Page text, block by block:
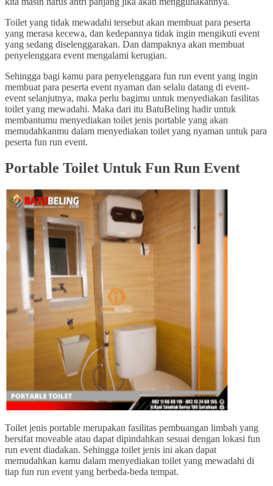
Toilet yang tidak mewadahi tersebut akan membuat para peserta
yang merasa kecewa, dan kedepannya tidak ingin mengikuti event
yang sedang diselenggarakan. Dan dampaknya akan membuat
penyelenggara event mengalami kerugian.
Sehingga bagi kamu para penyelenggara fun run event yang ingin
membuat para peserta event nyaman dan selalu datang di event-
event selanjutnya, maka perlu bagimu untuk menyediakan fasilitas
toilet yang mewadahi. Maka dari itu BatuBeling hadir untuk
membantumu menyediakan toilet jenis portable yang akan
memudahkanmu dalam menyediakan toilet yang nyaman untuk para
peserta fun run event.
Portable Toilet Untuk Fun Run Event
Toilet jenis portable merupakan fasilitas pembuangan limbah yang
bersifat moveable atau dapat dipindahkan sesuai dengan lokasi fun
run event diadakan. Sehingga toilet jenis ini akan dapat
memudahkan kamu dalam menyediakan toilet yang mewadahi di
tiap fun run event yang berbeda-beda tempat.